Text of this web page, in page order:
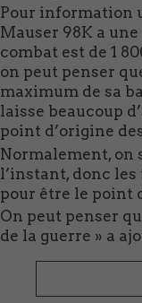
Pour information
Mauser 98K a
combat est de 1
on peut penser
maximum de sa
laisse beaucoup
point d’origine
Normalement, on
l’instant, donc
pour être le point
On peut penser
de la guerre » a